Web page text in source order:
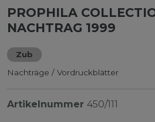
PROPHILA
NACHTRAG 1999
Zub
Nachträge / Vordruckblätter
Artikelnummer 450/111